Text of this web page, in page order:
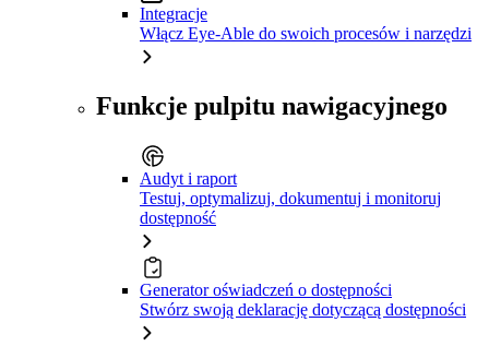
Integracje
Włącz Eye-Able do swoich procesów i narzędzi
Funkcje pulpitu nawigacyjnego
Audyt i raport
Testuj, optymalizuj, dokumentuj i monitoruj
dostępność
Generator oświadczeń o dostępności
Stwórz swoją deklarację dotyczącą dostępności